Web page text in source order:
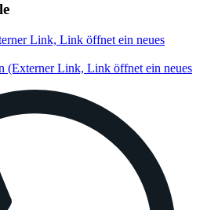
Link, Link öffnet ein neues
(Externer Link, Link öffnet ein neues